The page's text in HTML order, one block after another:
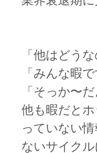
「他はどうな
「みんな暇で
「そっか〜だ
他も暇だと
っていない
ないサイク